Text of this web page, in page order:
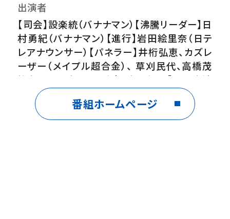
出演者
【司会】設楽統（バナナマン）【沸騰リーダー】日
村勇紀（バナナマン）【進行】岩田絵里奈（日テ
レアナウンサー）【パネラー】井桁弘恵、カズレ
ーザー（メイプル超合金）、 草刈民代、高橋茂
雄（サバンナ）、戸塚純貴、出川哲朗【VTR出演
者】サンシャイン池崎、浮所飛貴（ACEes）ほ
番組ホームページ